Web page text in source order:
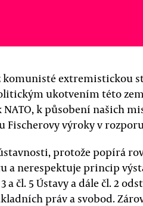
extremistickou
ukotvením této
k působení našich
Fischerovy výroky v
protože popírá
a nerespektuje princip
čl. 5 Ústavy a dále čl. 2
práv a svobod.